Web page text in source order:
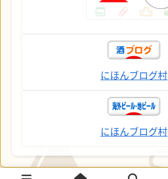
にほんブログ村
にほんブログ村